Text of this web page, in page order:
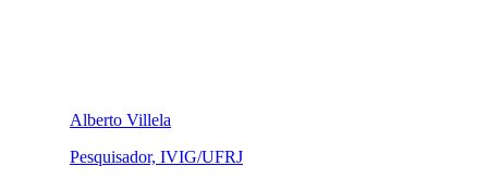
Alberto Villela
Pesquisador, IVIG/UFRJ